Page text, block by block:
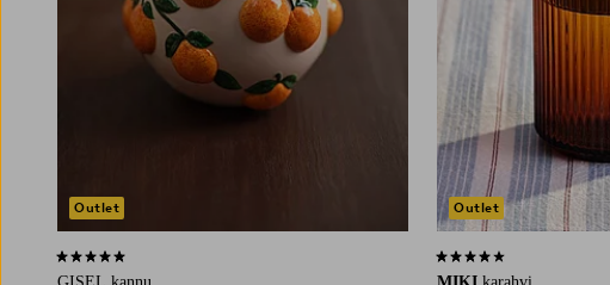
5,0 perustuen 1 arvosanaan
Outlet
3,8 perustuen 4 arvosanaan
Outlet